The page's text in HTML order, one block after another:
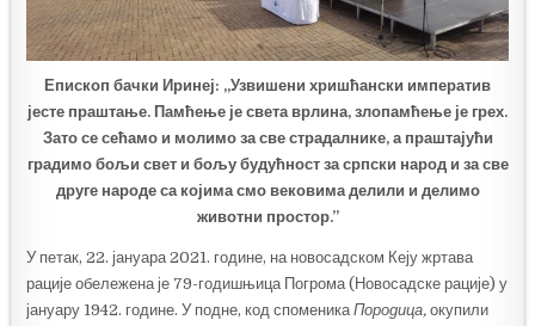
Епископ бачки Иринеј: „Узвишени хришћански императив
јесте праштање. Памћење је света врлина, злопамћење је грех.
Зато се сећамо и молимо за све страдалнике, а праштајући
градимо бољи свет и бољу будућност за српски народ и за све
друге народе са којима смо вековима делили и делимо
животни простор.”
У петак, 22. јануара 2021. године, на новосадском Кеју жртава
рације обележена је 79-годишњица Погрома (Новосадске рације) у
јануару 1942. године. У подне, код споменикаПородица, окупили